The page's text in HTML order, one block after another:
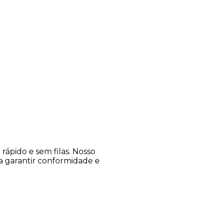
e sem filas. Nosso
garantir conformidade e